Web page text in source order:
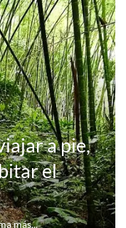
a pie,
el
más...